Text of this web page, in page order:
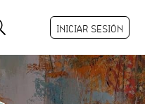
INICIAR SESIÓN